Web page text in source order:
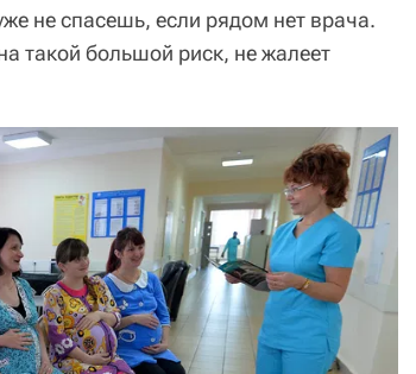
не спасешь, если рядом нет врача.
такой большой риск, не жалеет